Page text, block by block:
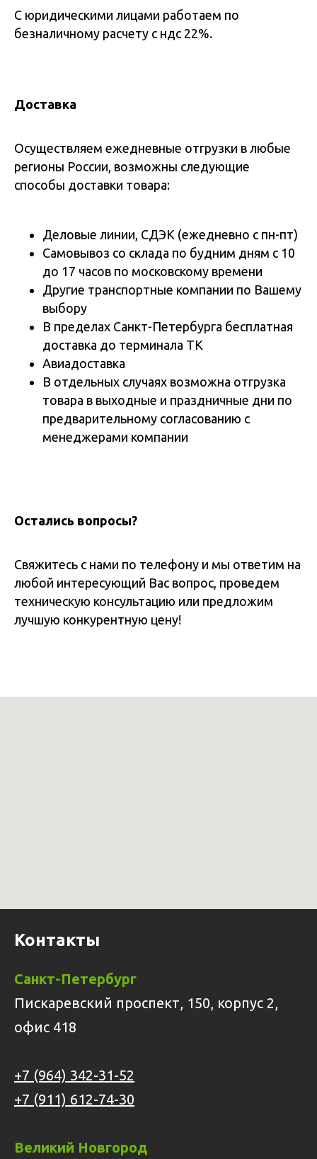
С юридическими лицами работаем по
безналичному расчету с ндс 22%.
Доставка
Осуществляем ежедневные отгрузки в любые
регионы России, возможны следующие
способы доставки товара:
Деловые линии, СДЭК (ежедневно с пн-пт)
Самовывоз со склада по будним дням с 10
до 17 часов по московскому времени
Другие транспортные компании по Вашему
выбору
В пределах Санкт-Петербурга бесплатная
доставка до терминала ТК
Авиадоставка
В отдельных случаях возможна отгрузка
товара в выходные и праздничные дни по
предварительному согласованию с
менеджерами компании
Остались вопросы?
Свяжитесь с нами по телефону и мы ответим на
любой интересующий Вас вопрос, проведем
техническую консультацию или предложим
лучшую конкурентную цену!
Контакты
Санкт-Петербург
Пискаревский проспект, 150, корпус 2,
офис 418
+7 (964) 342-31-52
+7 (911) 612-74-30
Великий Новгород